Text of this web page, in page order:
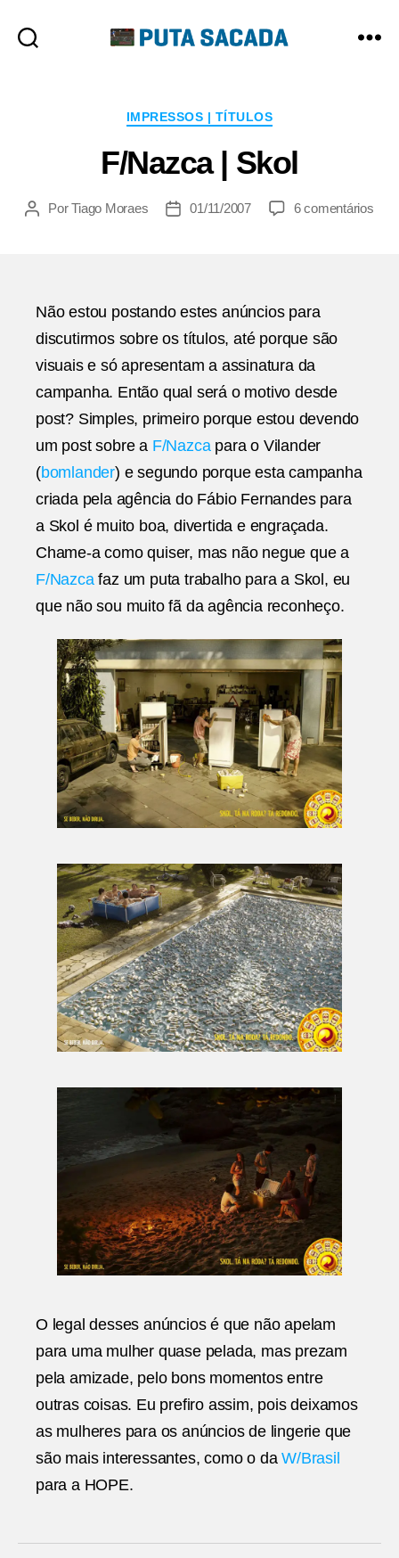
Categorias
IMPRESSOS | TÍTULOS
F/Nazca | Skol
AutorPorTiago Moraes
Data01/11/2007 6 comentáriosem
Não estou postando estes anúncios para
discutirmos sobre os títulos, até porque são
visuais e só apresentam a assinatura da
campanha. Então qual será o motivo desde
post? Simples, primeiro porque estou devendo
um post sobre a F/Nazcapara o Vilander
(bomlander) e segundo porque esta campanha
criada pela agência do Fábio Fernandes para
a Skol é muito boa, divertida e engraçada.
Chame-a como quiser, mas não negue que a
F/Nazcafaz um puta trabalho para a Skol, eu
que não sou muito fã da agência reconheço.
O legal desses anúncios é que não apelam
para uma mulher quase pelada, mas prezam
pela amizade, pelo bons momentos entre
outras coisas. Eu prefiro assim, pois deixamos
as mulheres para os anúncios de lingerie que
são mais interessantes, como o daW/Brasil
para a HOPE.